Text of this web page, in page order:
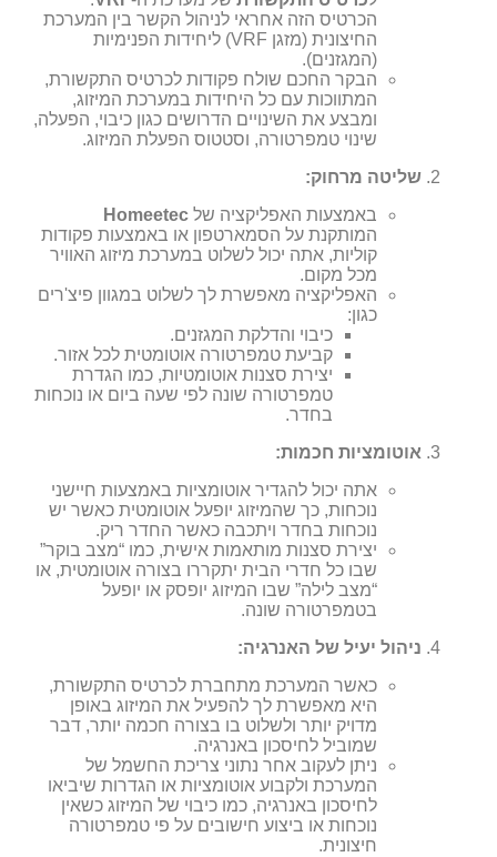
הכרטיס הזה אחראי לניהול הקשר בין המערכת
החיצונית (מזגן VRF) ליחידות הפנימיות
(המגזנים).
הבקר החכם שולח פקודות לכרטיס התקשורת,
המתווכות עם כל היחידות במערכת המיזוג,
ומבצע את השינויים הדרושים כגון כיבוי, הפעלה,
שינוי טמפרטורה, וסטטוס הפעלת המיזוג.
שליטה מרחוק:
באמצעות האפליקציה של Homeetec
המותקנת על הסמארטפון או באמצעות פקודות
קוליות, אתה יכול לשלוט במערכת מיזוג האוויר
מכל מקום.
האפליקציה מאפשרת לך לשלוט במגוון פיצ'רים
כגון:
כיבוי והדלקת המגזנים.
קביעת טמפרטורה אוטומטית לכל אזור.
יצירת סצנות אוטומטיות, כמו הגדרת
טמפרטורה שונה לפי שעה ביום או נוכחות
בחדר.
אוטומציות חכמות:
אתה יכול להגדיר אוטומציות באמצעות חיישני
נוכחות, כך שהמיזוג יופעל אוטומטית כאשר יש
נוכחות בחדר ויתכבה כאשר החדר ריק.
יצירת סצנות מותאמות אישית, כמו “מצב בוקר”
שבו כל חדרי הבית יתקררו בצורה אוטומטית, או
“מצב לילה” שבו המיזוג יופסק או יופעל
בטמפרטורה שונה.
ניהול יעיל של האנרגיה:
כאשר המערכת מתחברת לכרטיס התקשורת,
היא מאפשרת לך להפעיל את המיזוג באופן
מדויק יותר ולשלוט בו בצורה חכמה יותר, דבר
שמוביל לחיסכון באנרגיה.
ניתן לעקוב אחר נתוני צריכת החשמל של
המערכת ולקבוע אוטומציות או הגדרות שיביאו
לחיסכון באנרגיה, כמו כיבוי של המיזוג כשאין
נוכחות או ביצוע חישובים על פי טמפרטורה
חיצונית.